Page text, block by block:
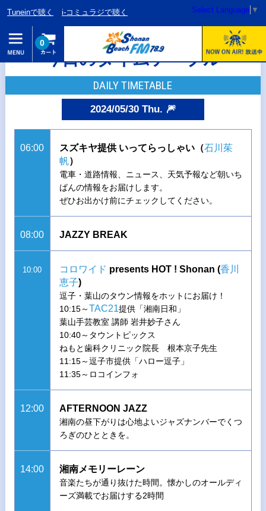
Tuneinで聴く i-コミュラジで聴く Select Language ▼
0
今日のタイムテーブル
DAILY TIMETABLE
2024/05/30 Thu. 🎆
06:00 スズキヤ提供 いってらっしゃい（石川茱
帆）
電車・道路情報、ニュース、天気予報など朝いち
ばんの情報をお届けします。
ぜひお出かけ前にチェックしてください。
08:00 JAZZY BREAK
10:00 コロワイド presents HOT ! Shonan (香川
恵子)
逗子・葉山のタウン情報をホットにお届け！
10:15～TAC21提供「湘南日和」
葉山手芸教室 講師 岩井妙子さん
10:40～タウントピックス
ねもと歯科クリニック院長 根本京子先生
11:15～逗子市提供「ハロー逗子」
11:35～ロコインフォ
12:00 AFTERNOON JAZZ
湘南の昼下がりは心地よいジャズナンバーでくつ
ろぎのひとときを。
14:00 湘南メモリーレーン
音楽たちが通り抜けた時間。懐かしのオールディ
ーズ満載でお届けする2時間